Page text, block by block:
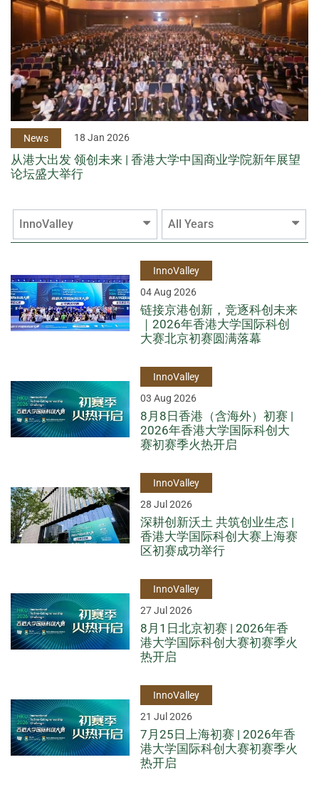
News 18 Jan 2026
从港大出发 领创未来 | 香港大学中国商业学院新年展望
论坛盛大举行
InnoValley All Years
InnoValley
04 Aug 2026
链接京港创新，竞逐科创未来
｜2026年香港大学国际科创
大赛北京初赛圆满落幕
InnoValley
03 Aug 2026
8月8日香港（含海外）初赛 |
2026年香港大学国际科创大
赛初赛季火热开启
InnoValley
28 Jul 2026
深耕创新沃土 共筑创业生态 |
香港大学国际科创大赛上海赛
区初赛成功举行
InnoValley
27 Jul 2026
8月1日北京初赛 | 2026年香
港大学国际科创大赛初赛季火
热开启
InnoValley
21 Jul 2026
7月25日上海初赛 | 2026年香
港大学国际科创大赛初赛季火
热开启